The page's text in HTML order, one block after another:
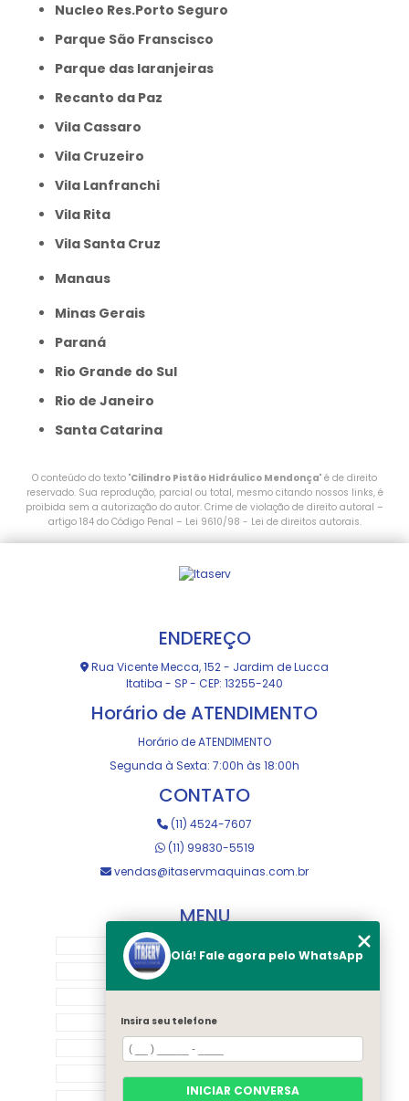
Nucleo Res.Porto Seguro
Parque São Franscisco
Parque das laranjeiras
Recanto da Paz
Vila Cassaro
Vila Cruzeiro
Vila Lanfranchi
Vila Rita
Vila Santa Cruz
Manaus
Minas Gerais
Paraná
Rio Grande do Sul
Rio de Janeiro
Santa Catarina
O conteúdo do texto "Cilindro Pistão Hidráulico Mendonça" é de direito
reservado. Sua reprodução, parcial ou total, mesmo citando nossos links, é
proibida sem a autorização do autor. Crime de violação de direito autoral –
artigo 184 do Código Penal – Lei 9610/98 - Lei de direitos autorais.
ENDEREÇO
Rua Vicente Mecca, 152 - Jardim de Lucca
Itatiba - SP - CEP: 13255-240
Horário de ATENDIMENTO
Horário de ATENDIMENTO
Segunda à Sexta: 7:00h às 18:00h
CONTATO
(11) 4524-7607
(11) 99830-5519
vendas@itaservmaquinas.com.br
MENU
MANUTENÇÃO E USINAGEM
LOJA
EQUIPAMENTOS
RASTREAMENTO
Olá! Fale agora pelo WhatsApp
Insira seu telefone
INICIAR CONVERSA